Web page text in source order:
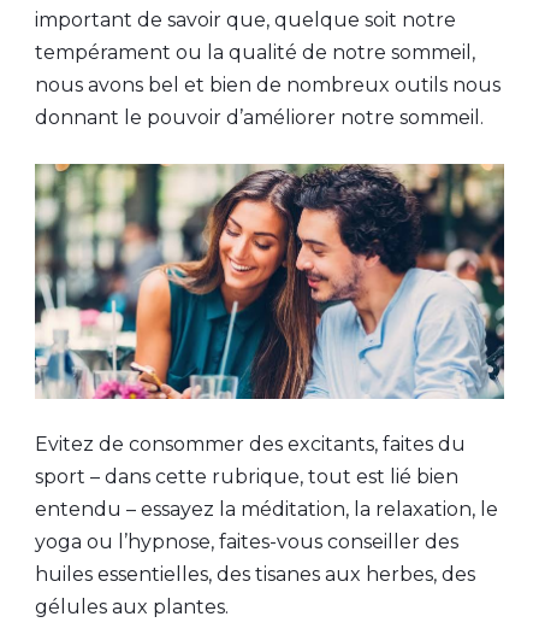
important de savoir que, quelque soit notre
tempérament ou la qualité de notre sommeil,
nous avons bel et bien de nombreux outils nous
donnant le pouvoir d’améliorer notre sommeil.
Evitez de consommer des excitants, faites du
sport – dans cette rubrique, tout est lié bien
entendu – essayez la méditation, la relaxation, le
yoga ou l’hypnose, faites-vous conseiller des
huiles essentielles, des tisanes aux herbes, des
gélules aux plantes.